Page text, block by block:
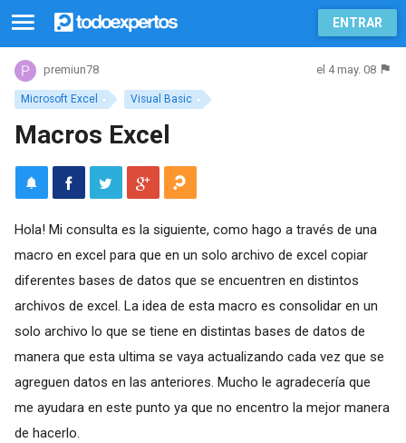
ENTRAR
Microsoft Excel Visual Basic
premiun78 el 4 may. 08
Macros Excel
Hola! Mi consulta es la siguiente, como hago a través de una
macro en excel para que en un solo archivo de excel copiar
diferentes bases de datos que se encuentren en distintos
archivos de excel. La idea de esta macro es consolidar en un
solo archivo lo que se tiene en distintas bases de datos de
manera que esta ultima se vaya actualizando cada vez que se
agreguen datos en las anteriores. Mucho le agradecería que
me ayudara en este punto ya que no encentro la mejor manera
de hacerlo.